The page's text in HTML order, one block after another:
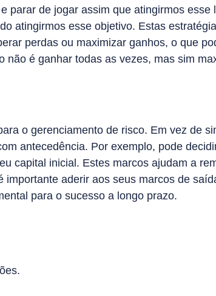
parar de jogar assim que atingirmos esse
atingirmos esse objetivo. Estas
perdas ou maximizar ganhos, o que
é ganhar todas as vezes, mas sim
o gerenciamento de risco. Em vez de
antecedência. Por exemplo, pode
capital inicial. Estes marcos ajudam a
aderir aos seus marcos de
para o sucesso a longo prazo.